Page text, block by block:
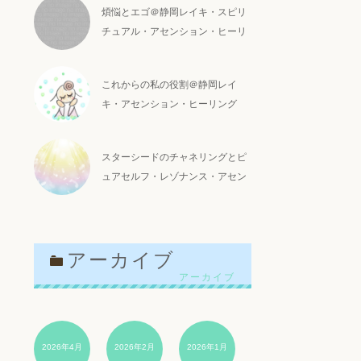
煩悩とエゴ＠静岡レイキ・スピリ
チュアル・アセンション・ヒーリ
これからの私の役割＠静岡レイ
キ・アセンション・ヒーリング
スターシードのチャネリングとピ
ュアセルフ・レゾナンス・アセン
アーカイブ
2026年4月 2026年2月 2026年1月